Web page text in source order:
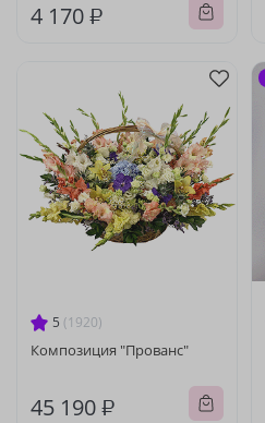
4 170 ₽
5 (1920)
Композиция "Прованс"
45 190 ₽